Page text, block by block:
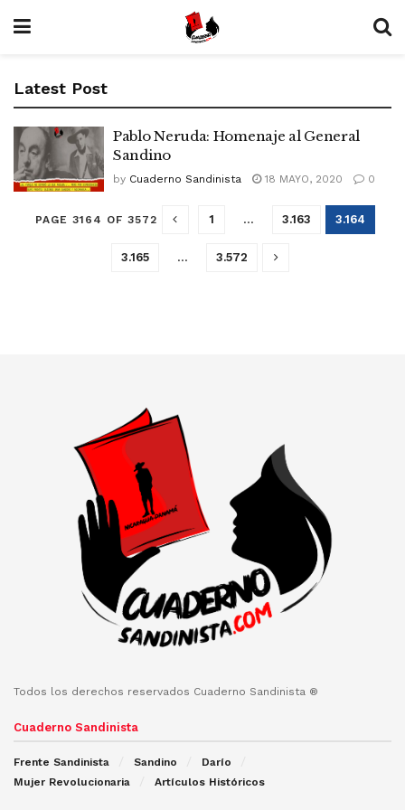
Latest Post
Pablo Neruda: Homenaje al General
Sandino
by Cuaderno Sandinista 18 MAYO, 2020 0
PAGE 3164 OF 3572 1 … 3.163 3.164
3.165 … 3.572
Todos los derechos reservados Cuaderno Sandinista ®
Cuaderno Sandinista
Frente Sandinista Sandino
Darío
Mujer Revolucionaria
Artículos Históricos